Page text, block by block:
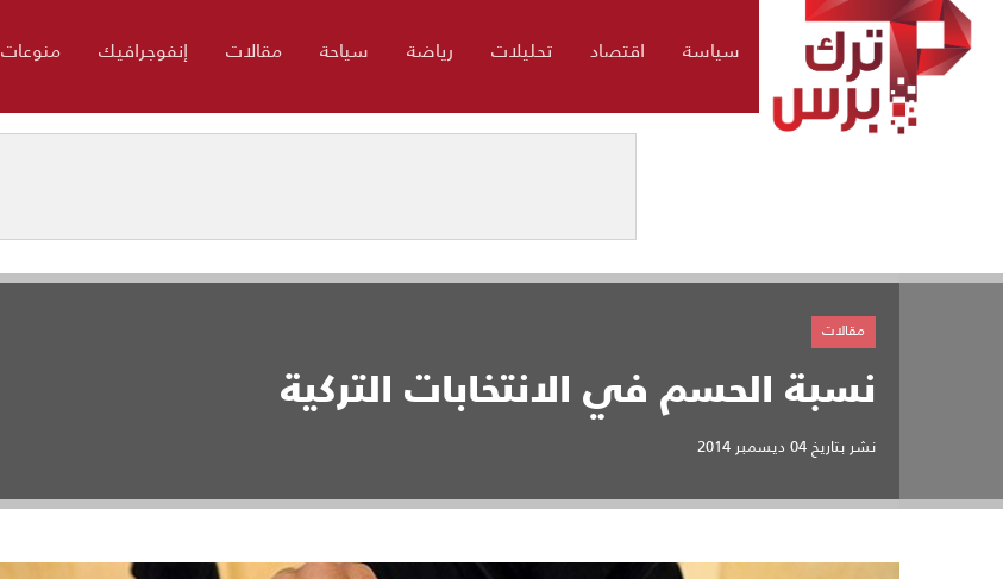
سياسة اقتصاد تحليلات رياضة سياحة مقالات إنفوجرافيك منوعات
نسبة الحسم في الانتخابات التركية
نشر بتاريخ04 ديسمبر 2014
مقالات